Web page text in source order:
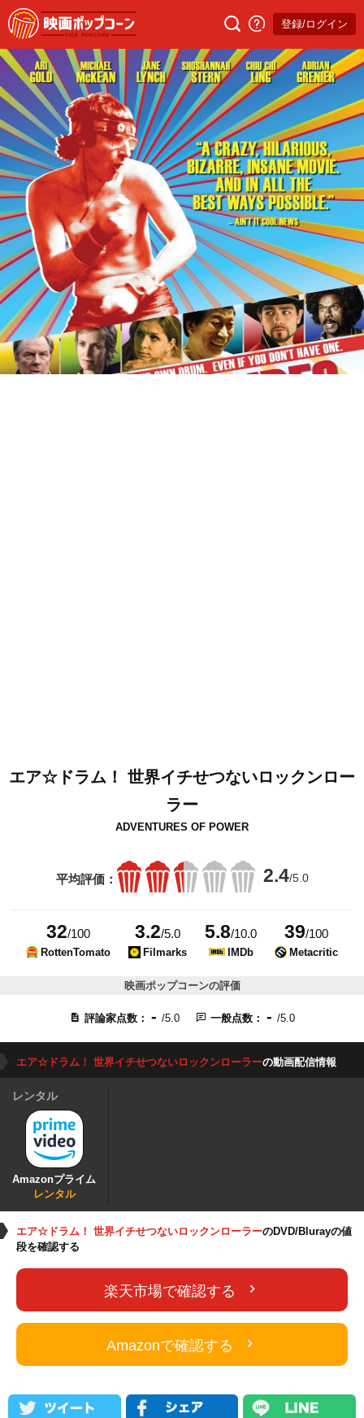
登録/ログイン
エア☆ドラム！ 世界イチせつないロックンロー
ラー
ADVENTURES OF POWER
平均評価： 2.4/5.0
32/100
RottenTomato
3.2/5.0
Filmarks
5.8/10.0
IMDb
39/100
Metacritic
映画ポップコーンの評価
評論家点数： - /5.0 一般点数： - /5.0
エア☆ドラム！ 世界イチせつないロックンローラーの動画配信情報
レンタル
Amazonプライム
レンタル
エア☆ドラム！ 世界イチせつないロックンローラーのDVD/Blurayの値
段を確認する
楽天市場で確認する
Amazonで確認する